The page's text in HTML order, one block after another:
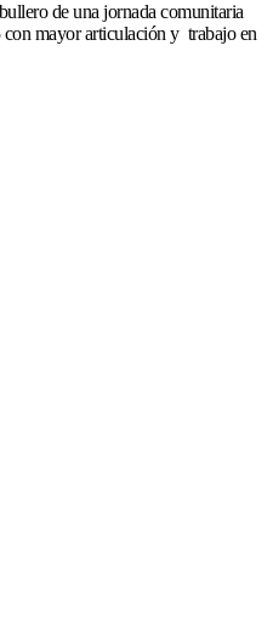
de una jornada comunitaria
con mayor articulación y trabajo en